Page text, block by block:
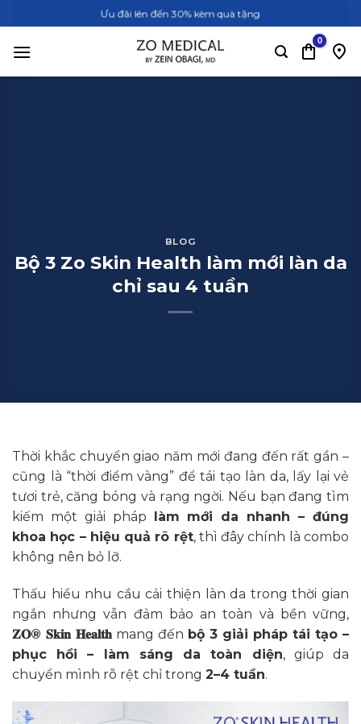
qua
nội
Ưu đãi lên đến 30% kèm quà tặng
BLOG
Bộ 3 Zo Skin Health làm mới làn da
chỉ sau 4 tuần
Thời khắc chuyển giao năm mới đang đến rất gần –
cũng là “thời điểm vàng” để tái tạo làn da, lấy lại vẻ
tươi trẻ, căng bóng và rạng ngời. Nếu bạn đang tìm
kiếm một giải pháp làm mới da nhanh – đúng
khoa học – hiệu quả rõ rệt, thì đây chính là combo
không nên bỏ lỡ.
Thấu hiểu nhu cầu cải thiện làn da trong thời gian
ngắn nhưng vẫn đảm bảo an toàn và bền vững,
𝐙𝐎® 𝐒𝐤𝐢𝐧 𝐇𝐞𝐚𝐥𝐭𝐡 mang đến bộ 3 giải pháp tái tạo –
phục hồi – làm sáng da toàn diện, giúp da
chuyển mình rõ rệt chỉ trong 2–4 tuần.